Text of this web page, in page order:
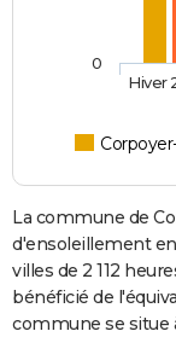
Hiver
0
La commune de
d'ensoleillement
villes de 2 112
bénéficié de
commune se situe